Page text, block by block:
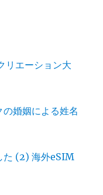
リエーション大
婚姻による姓名
た (2) 海外eSIM